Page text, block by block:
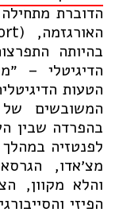
הדוברת
בהיותה
הדיגיטלי –
הטעות
המשובשים של
בהפרדה שבין
לפנטזיה
מצ׳אדו,
והלא מקוון,
הפיזי